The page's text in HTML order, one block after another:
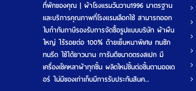
ที่พักของคุณ | ผ้าโรงแรมวันวาน1996 มาตรฐาน
และบริการคุณภาพที่โรงแรมเลือกใช้ สามารถออก
ใบกำกับภาษีรองรับการจัดซื้อรูปแบบบริษัท ผ้าผืน
ใหญ่ ไร้รอยต่อ 100% ด้ายเย็บหนาพิเศษ ทนซัก
ทนรีด ใช้ได้ยาวนาน การันตีขนาดตรงสเปก มี
เครื่องเช็คหลาผ้าทุกชิ้น ผลิตใหม่ชิ้นต่อชิ้นตามออเด
อร์ ไม่มีของเก่าเก็บมีการรับประกันสินค...